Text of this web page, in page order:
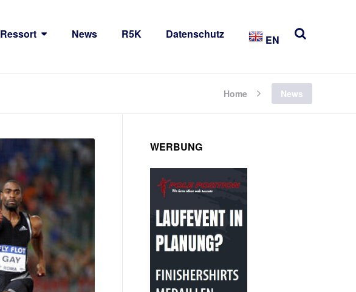
Ressort News R5K Datenschutz EN
Home News
WERBUNG